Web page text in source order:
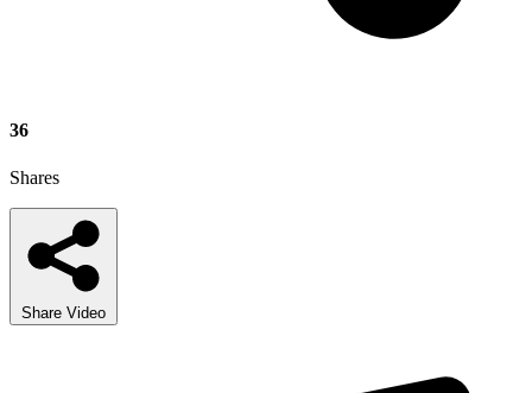
36
Shares
Share Video